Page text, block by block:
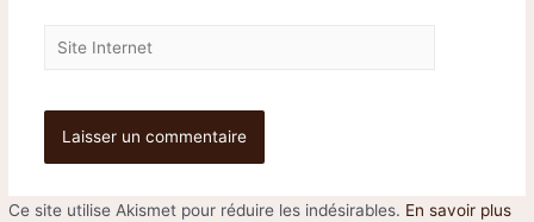
Ce site utilise Akismet pour réduire les indésirables. En savoir plus